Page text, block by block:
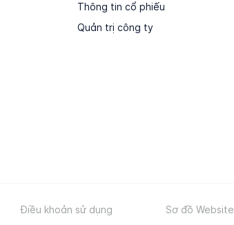
Thông tin cổ phiếu
Quản trị công ty
Điều khoản sử dụng Sơ đồ Website